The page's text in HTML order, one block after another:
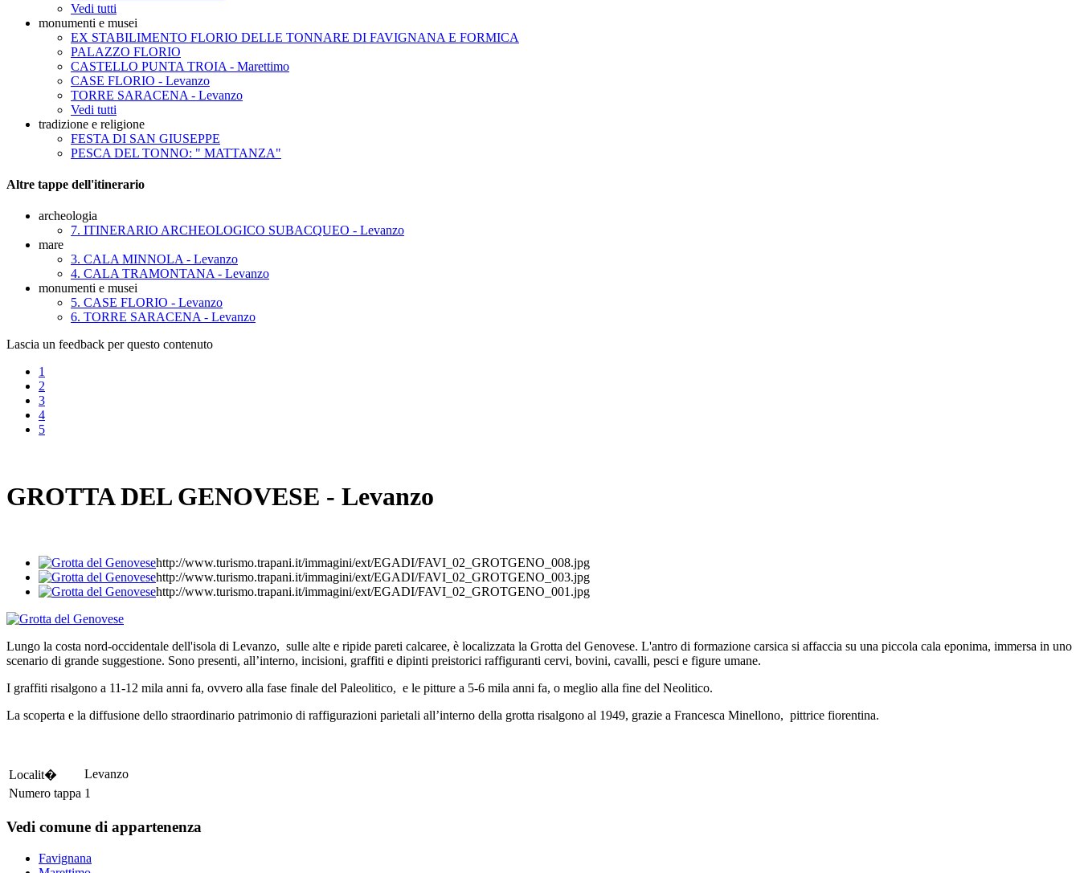
Vedi tutti
monumenti e musei
EX STABILIMENTO FLORIO DELLE TONNARE DI FAVIGNANA E FORMICA
PALAZZO FLORIO
CASTELLO PUNTA TROIA - Marettimo
CASE FLORIO - Levanzo
TORRE SARACENA - Levanzo
Vedi tutti
tradizione e religione
FESTA DI SAN GIUSEPPE
PESCA DEL TONNO: " MATTANZA"
Altre tappe dell'itinerario
archeologia
7. ITINERARIO ARCHEOLOGICO SUBACQUEO - Levanzo
mare
3. CALA MINNOLA - Levanzo
4. CALA TRAMONTANA - Levanzo
monumenti e musei
5. CASE FLORIO - Levanzo
6. TORRE SARACENA - Levanzo
Lascia un feedback per questo contenuto
1
2
3
4
5
GROTTA DEL GENOVESE - Levanzo
http://www.turismo.trapani.it/immagini/ext/EGADI/FAVI_02_GROTGENO_008.jpg
http://www.turismo.trapani.it/immagini/ext/EGADI/FAVI_02_GROTGENO_003.jpg
http://www.turismo.trapani.it/immagini/ext/EGADI/FAVI_02_GROTGENO_001.jpg
Lungo la costa nord-occidentale dell'isola di Levanzo, sulle alte e ripide pareti calcaree, è localizzata la Grotta del Genovese. L'antro di formazione carsica si affaccia su una piccola cala eponima, immersa in uno
scenario di grande suggestione. Sono presenti, all’interno, incisioni, graffiti e dipinti preistorici raffiguranti cervi, bovini, cavalli, pesci e figure umane.
I graffiti risalgono a 11-12 mila anni fa, ovvero alla fase finale del Paleolitico, e le pitture a 5-6 mila anni fa, o meglio alla fine del Neolitico.
La scoperta e la diffusione dello straordinario patrimonio di raffigurazioni parietali all’interno della grotta risalgono al 1949, grazie a Francesca Minellono, pittrice fiorentina.
Localit�
Levanzo
Numero tappa 1
Vedi comune di appartenenza
Favignana